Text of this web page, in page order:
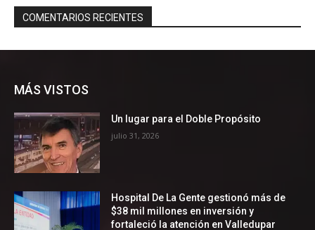
MÁS VISTOS
Un lugar para el Doble Propósito
julio 31, 2026
Hospital De La Gente gestionó más de
$38 mil millones en inversión y
fortaleció la atención en Valledupar